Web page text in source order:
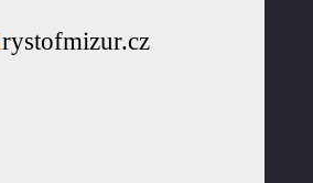
Krystofmizur.cz